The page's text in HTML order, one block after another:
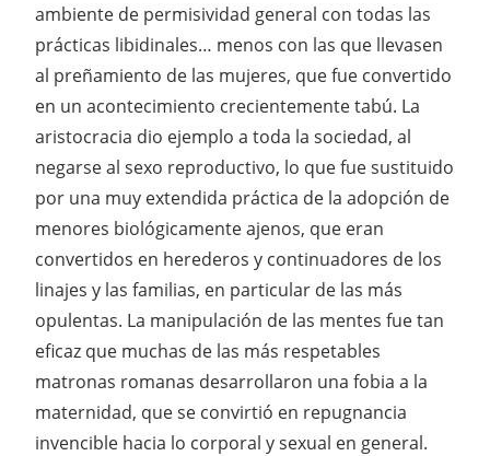
ambiente de permisividad general con todas las
prácticas libidinales… menos con las que llevasen
al preñamiento de las mujeres, que fue convertido
en un acontecimiento crecientemente tabú. La
aristocracia dio ejemplo a toda la sociedad, al
negarse al sexo reproductivo, lo que fue sustituido
por una muy extendida práctica de la adopción de
menores biológicamente ajenos, que eran
convertidos en herederos y continuadores de los
linajes y las familias, en particular de las más
opulentas. La manipulación de las mentes fue tan
eficaz que muchas de las más respetables
matronas romanas desarrollaron una fobia a la
maternidad, que se convirtió en repugnancia
invencible hacia lo corporal y sexual en general.